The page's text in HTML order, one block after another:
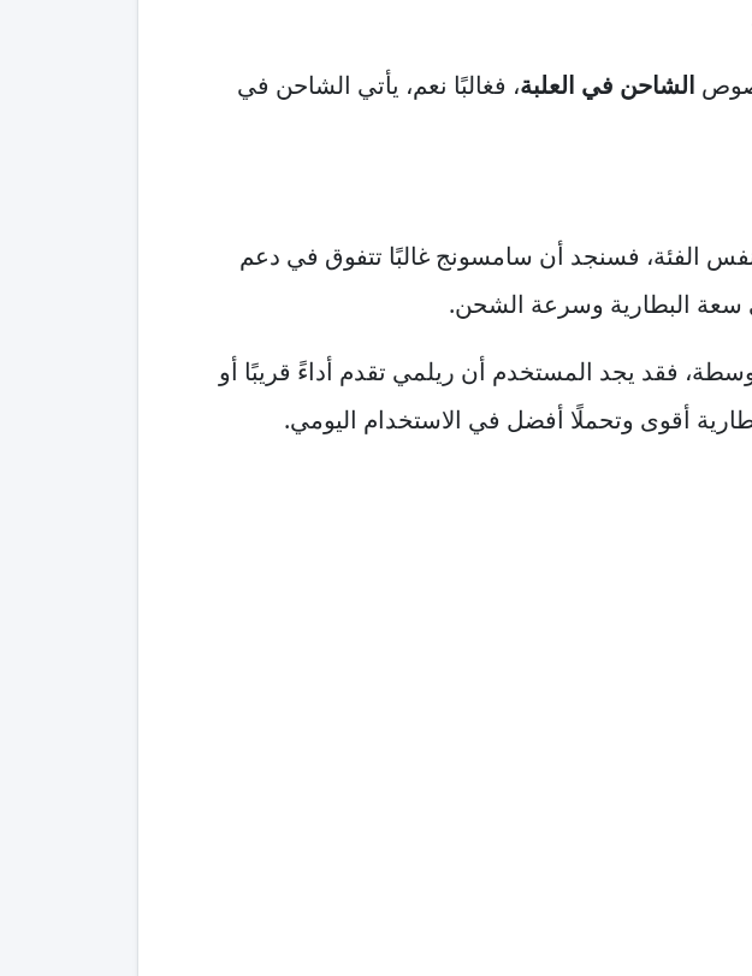
الشاحن في العلبة، فغالبًا نعم، يأتي الشاحن في
الفئة، فسنجد أن سامسونج غالبًا تتفوق في دعم
فقد يجد المستخدم أن ريلمي تقدم أداءً قريبًا أو